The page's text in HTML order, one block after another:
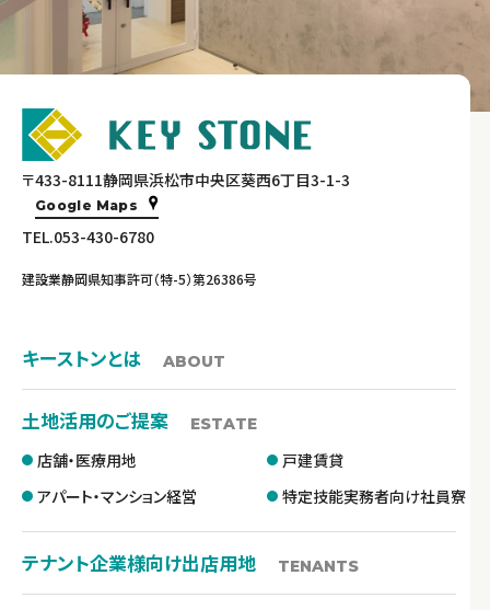
〒433-8111静岡県浜松市中央区葵西6丁目3-1-3
Google Maps
TEL.053-430-6780
建設業静岡県知事許可（特-5）第26386号
キーストンとは ABOUT
土地活用のご提案 ESTATE
店舗・医療用地
戸建賃貸
アパート・マンション経営
特定技能実務者向け社員寮
テナント企業様向け出店用地 TENANTS